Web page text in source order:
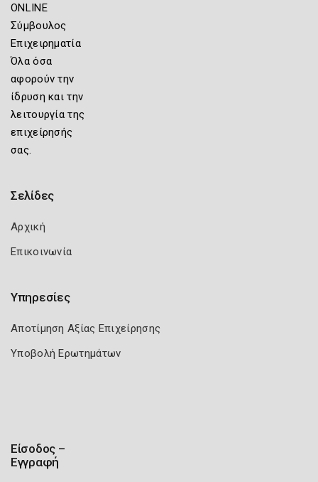
ONLINE
Σύμβουλος
Επιχειρηματία
Όλα όσα
αφορούν την
ίδρυση και την
λειτουργία της
επιχείρησής
σας.
Σελίδες
Αρχική
Επικοινωνία
Υπηρεσίες
Αποτίμηση Αξίας Επιχείρησης
Υποβολή Ερωτημάτων
Είσοδος –
Εγγραφή